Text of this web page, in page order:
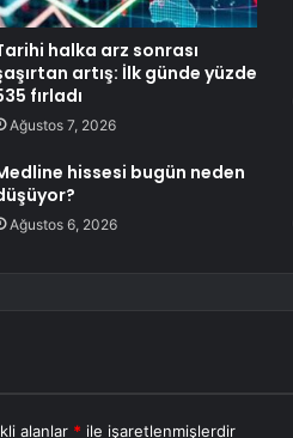
halka arz sonrası
artış: İlk günde yüzde
fırladı
Ağustos 7, 2026
hissesi bugün neden
Ağustos 6, 2026
alanlar * ile işaretlenmişlerdir